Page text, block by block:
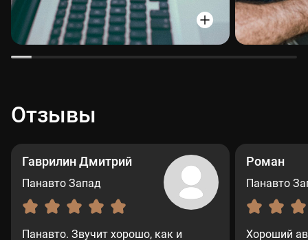
Отзывы
Гаврилин Дмитрий
Панавто Запад
Панавто. Звучит хорошо, как и
Роман
Панавто
Хороший